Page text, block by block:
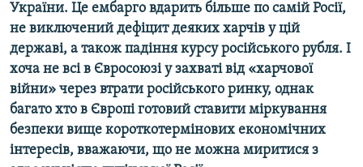
України. Це ембарго вдарить більше по самій Росії,
не виключений дефіцит деяких харчів у цій
державі, а також падіння курсу російського рубля. І
хоча не всі в Євросоюзі у захваті від «харчової
війни» через втрати російського ринку, однак
багато хто в Європі готовий ставити міркування
безпеки вище короткотермінових економічних
інтересів, вважаючи, що не можна миритися з